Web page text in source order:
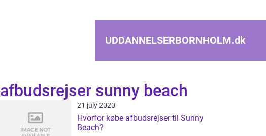
UDDANNELSERBORNHOLM.dk
afbudsrejser sunny beach
21 july 2020
Hvorfor købe afbudsrejser til Sunny
Beach?